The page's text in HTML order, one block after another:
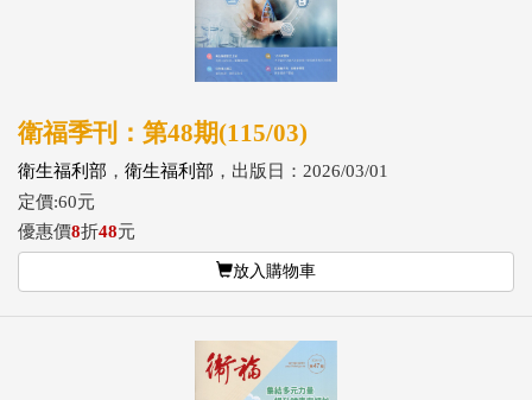
衛福季刊：第48期(115/03)
衛生福利部 ， 衛生福利部 ，出版日：2026/03/01
定價:60元
優惠價8折48元
放入購物車